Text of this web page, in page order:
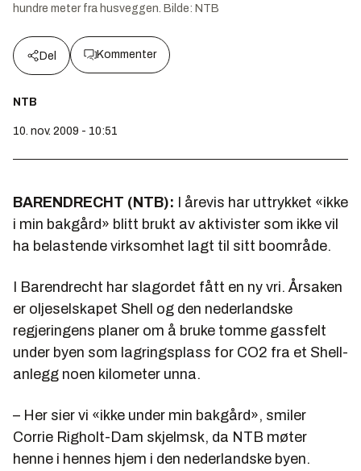
hundre meter fra husveggen. Bilde: NTB
Del Kommenter
NTB
10. nov. 2009 - 10:51
BARENDRECHT (NTB): I årevis har uttrykket «ikke
i min bakgård» blitt brukt av aktivister som ikke vil
ha belastende virksomhet lagt til sitt boområde.
I Barendrecht har slagordet fått en ny vri. Årsaken
er oljeselskapet Shell og den nederlandske
regjeringens planer om å bruke tomme gassfelt
under byen som lagringsplass for CO2 fra et Shell-
anlegg noen kilometer unna.
– Her sier vi «ikke under min bakgård», smiler
Corrie Righolt-Dam skjelmsk, da NTB møter
henne i hennes hjem i den nederlandske byen.